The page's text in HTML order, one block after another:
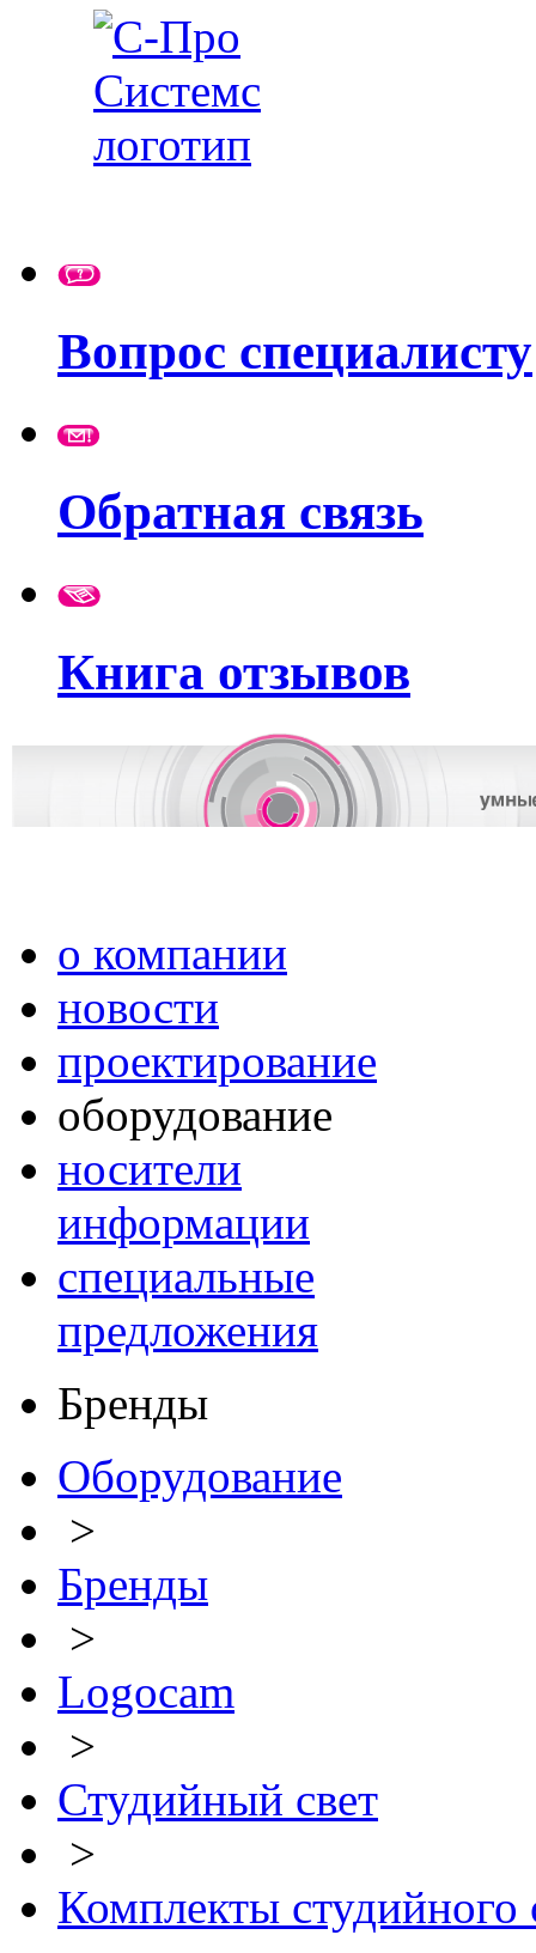
Вопрос специалисту
Обратная связь
Книга отзывов
о компании
новости
проектирование
оборудование
носители
информации
специальные
предложения
Бренды
Оборудование
>
Бренды
>
Logocam
>
Студийный свет
>
Комплекты студийного